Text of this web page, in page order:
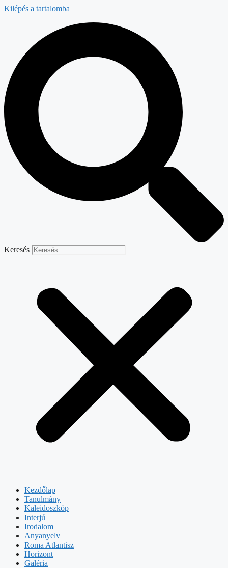
Kilépés a tartalomba
Keresés
Kezdőlap
Tanulmány
Kaleidoszkóp
Interjú
Irodalom
Anyanyelv
Roma Atlantisz
Horizont
Galéria